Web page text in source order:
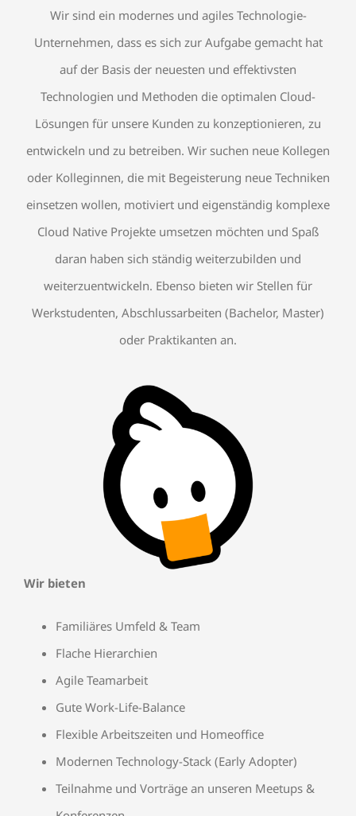
Wir sind ein modernes und agiles Technologie-
Unternehmen, dass es sich zur Aufgabe gemacht hat
auf der Basis der neuesten und effektivsten
Technologien und Methoden die optimalen Cloud-
Lösungen für unsere Kunden zu konzeptionieren, zu
entwickeln und zu betreiben. Wir suchen neue Kollegen
oder Kolleginnen, die mit Begeisterung neue Techniken
einsetzen wollen, motiviert und eigenständig komplexe
Cloud Native Projekte umsetzen möchten und Spaß
daran haben sich ständig weiterzubilden und
weiterzuentwickeln. Ebenso bieten wir Stellen für
Werkstudenten, Abschlussarbeiten (Bachelor, Master)
oder Praktikanten an.
Wir bieten
Familiäres Umfeld & Team
Flache Hierarchien
Agile Teamarbeit
Gute Work-Life-Balance
Flexible Arbeitszeiten und Homeoffice
Modernen Technology-Stack (Early Adopter)
Teilnahme und Vorträge an unseren Meetups &